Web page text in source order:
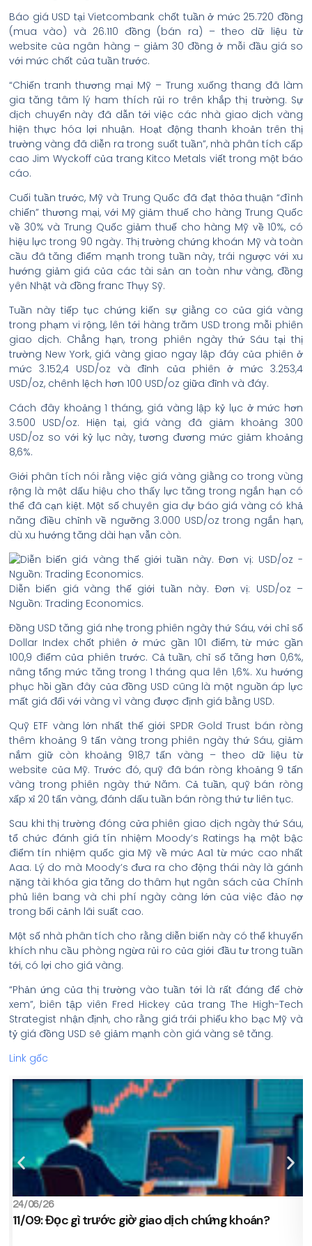
Báo giá USD tại Vietcombank chốt tuần ở mức 25.720 đồng
(mua vào) và 26.110 đồng (bán ra) – theo dữ liệu từ
website của ngân hàng – giảm 30 đồng ở mỗi đầu giá so
với mức chốt của tuần trước.
“Chiến tranh thương mại Mỹ – Trung xuống thang đã làm
gia tăng tâm lý ham thích rủi ro trên khắp thị trường. Sự
dịch chuyển này đã dẫn tới việc các nhà giao dịch vàng
hiện thực hóa lợi nhuận. Hoạt động thanh khoản trên thị
trường vàng đã diễn ra trong suốt tuần”, nhà phân tích cấp
cao Jim Wyckoff của trang Kitco Metals viết trong một báo
cáo.
Cuối tuần trước, Mỹ và Trung Quốc đã đạt thỏa thuận “đình
chiến” thương mại, với Mỹ giảm thuế cho hàng Trung Quốc
về 30% và Trung Quốc giảm thuế cho hàng Mỹ về 10%, có
hiệu lực trong 90 ngày. Thị trường chứng khoán Mỹ và toàn
cầu đã tăng điểm mạnh trong tuần này, trái ngược với xu
hướng giảm giá của các tài sản an toàn như vàng, đồng
yên Nhật và đồng franc Thụy Sỹ.
Tuần này tiếp tục chứng kiến sự giằng co của giá vàng
trong phạm vi rộng, lên tới hàng trăm USD trong mỗi phiên
giao dịch. Chẳng hạn, trong phiên ngày thứ Sáu tại thị
trường New York, giá vàng giao ngay lập đáy của phiên ở
mức 3.152,4 USD/oz và đỉnh của phiên ở mức 3.253,4
USD/oz, chênh lệch hơn 100 USD/oz giữa đỉnh và đáy.
Cách đây khoảng 1 tháng, giá vàng lập kỷ lục ở mức hơn
3.500 USD/oz. Hiện tại, giá vàng đã giảm khoảng 300
USD/oz so với kỷ lục này, tương đương mức giảm khoảng
8,6%.
Giới phân tích nói rằng việc giá vàng giằng co trong vùng
rộng là một dấu hiệu cho thấy lực tăng trong ngắn hạn có
thể đã cạn kiệt. Một số chuyên gia dự báo giá vàng có khả
năng điều chỉnh về ngưỡng 3.000 USD/oz trong ngắn hạn,
dù xu hướng tăng dài hạn vẫn còn.
Diễn biến giá vàng thế giới tuần này. Đơn vị: USD/oz –
Nguồn: Trading Economics.
Đồng USD tăng giá nhẹ trong phiên ngày thứ Sáu, với chỉ số
Dollar Index chốt phiên ở mức gần 101 điểm, từ mức gần
100,9 điểm của phiên trước. Cả tuần, chỉ số tăng hơn 0,6%,
nâng tổng mức tăng trong 1 tháng qua lên 1,6%. Xu hướng
phục hồi gần đây của đồng USD cũng là một nguồn áp lực
mất giá đối với vàng vì vàng được định giá bằng USD.
Quỹ ETF vàng lớn nhất thế giới SPDR Gold Trust bán ròng
thêm khoảng 9 tấn vàng trong phiên ngày thứ Sáu, giảm
nắm giữ còn khoảng 918,7 tấn vàng – theo dữ liệu từ
website của Mỹ. Trước đó, quỹ đã bán ròng khoảng 9 tấn
vàng trong phiên ngày thứ Năm. Cả tuần, quỹ bán ròng
xấp xỉ 20 tấn vàng, đánh dấu tuần bán ròng thứ tư liên tục.
Sau khi thị trường đóng cửa phiên giao dịch ngày thứ Sáu,
tổ chức đánh giá tín nhiệm Moody’s Ratings hạ một bậc
điểm tín nhiệm quốc gia Mỹ về mức Aa1 từ mức cao nhất
Aaa. Lý do mà Moody’s đưa ra cho động thái này là gánh
nặng tài khóa gia tăng do thâm hụt ngân sách của Chính
phủ liên bang và chi phí ngày càng lớn của việc đảo nợ
trong bối cảnh lãi suất cao.
Một số nhà phân tích cho rằng diễn biến này có thể khuyến
khích nhu cầu phòng ngừa rủi ro của giới đầu tư trong tuần
tới, có lợi cho giá vàng.
“Phản ứng của thị trường vào tuần tới là rất đáng để chờ
xem”, biên tập viên Fred Hickey của trang The High-Tech
Strategist nhận định, cho rằng giá trái phiếu kho bạc Mỹ và
tỷ giá đồng USD sẽ giảm mạnh còn giá vàng sẽ tăng.
Link gốc
24/06/26
11/09: Đọc gì trước giờ giao dịch chứng khoán?